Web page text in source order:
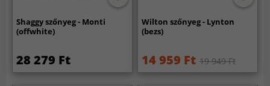
Shaggy szőnyeg - Monti
(offwhite)
28 279 Ft
Wilton szőnyeg - Lynton
(bezs)
14 959 Ft 19 949 Ft